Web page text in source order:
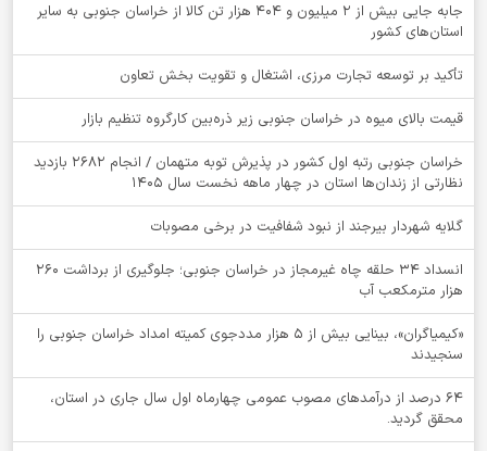
جابه جایی بیش از 2 میلیون و 404 هزار تن کالا از خراسان جنوبی به سایر
استان‌های کشور
تأکید بر توسعه تجارت مرزی، اشتغال و تقویت بخش تعاون
قیمت بالای میوه در خراسان جنوبی زیر ذره‌بین کارگروه تنظیم بازار
خراسان جنوبی رتبه اول کشور در پذیرش توبه متهمان / انجام ۲۶۸۲ بازدید
نظارتی از زندان‌ها استان در چهار ماهه نخست سال 1405
گلایه شهردار بیرجند از نبود شفافیت در برخی مصوبات
انسداد ۳۴ حلقه چاه غیرمجاز در خراسان جنوبی؛ جلوگیری از برداشت ۲۶۰
هزار مترمکعب آب
«کیمیاگران»، بینایی بیش از ۵ هزار مددجوی کمیته امداد خراسان جنوبی را
سنجیدند
64 درصد از درآمدهای مصوب عمومی چهارماه اول سال جاری در استان،
محقق گردید.